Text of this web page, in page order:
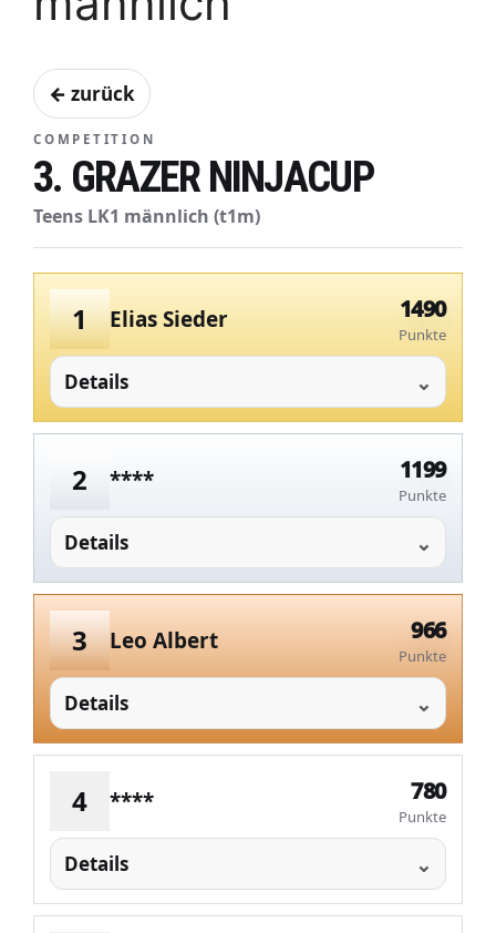
← zurück
COMPETITION
3. GRAZER NINJACUP
Teens LK1 männlich (t1m)
1 Elias Sieder 1490
Punkte
Details
2 **** 1199
Punkte
Details
3 Leo Albert 966
Punkte
Details
4 **** 780
Punkte
Details